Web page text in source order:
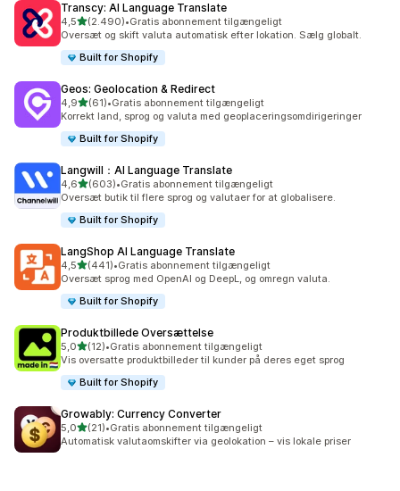
Transcy: AI Language Translate
4,5ud af 5 stjerner
(2.490)
2490 anmeldelser i alt
•Gratis abonnement tilgængeligt
Oversæt og skift valuta automatisk efter lokation. Sælg globalt.
Built for Shopify
Geos: Geolocation & Redirect
4,9ud af 5 stjerner
(61)
61 anmeldelser i alt
•Gratis abonnement tilgængeligt
Korrekt land, sprog og valuta med geoplaceringsomdirigeringer
Built for Shopify
Langwill：AI Language Translate
4,6ud af 5 stjerner
(603)
603 anmeldelser i alt
•Gratis abonnement tilgængeligt
Oversæt butik til flere sprog og valutaer for at globalisere.
Built for Shopify
LangShop AI Language Translate
4,5ud af 5 stjerner
(441)
441 anmeldelser i alt
•Gratis abonnement tilgængeligt
Oversæt sprog med OpenAI og DeepL, og omregn valuta.
Built for Shopify
Produktbillede Oversættelse
5,0ud af 5 stjerner
(12)
12 anmeldelser i alt
•Gratis abonnement tilgængeligt
Vis oversatte produktbilleder til kunder på deres eget sprog
Built for Shopify
Growably: Currency Converter
5,0ud af 5 stjerner
(21)
21 anmeldelser i alt
•Gratis abonnement tilgængeligt
Automatisk valutaomskifter via geolokation – vis lokale priser